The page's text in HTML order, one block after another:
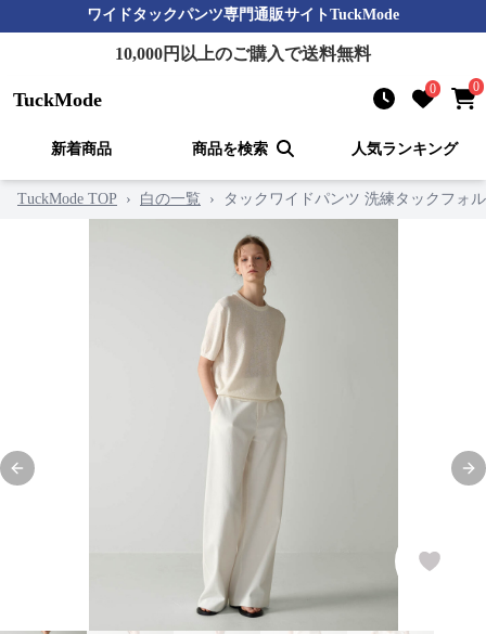
ワイドタックパンツ専門通販サイトTuckMode
10,000円以上のご購入で送料無料
TuckMode 0 0
新着商品 商品を検索 人気ランキング
TuckMode TOP › 白の一覧 › タックワイドパンツ 洗練タックフォ
Previous slide